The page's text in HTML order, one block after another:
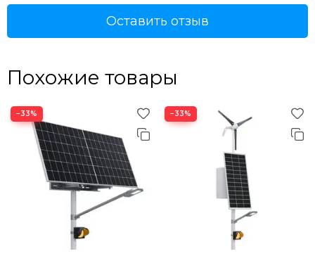
Оставить отзыв
Похожие товары
−33% −33%